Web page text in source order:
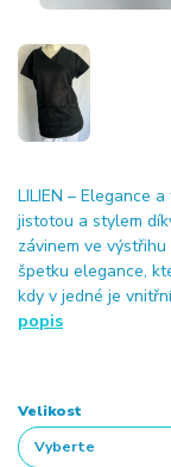
LILIEN – Elegance
jistotou a stylem
závinem ve
špetku elegance,
kdy v jedné je
popis
Velikost